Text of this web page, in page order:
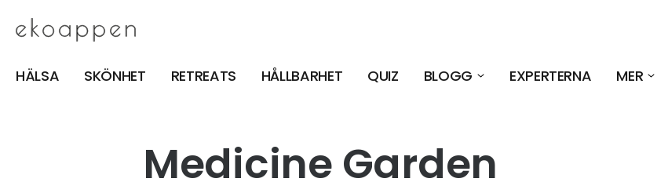
HÄLSA SKÖNHET RETREATS HÅLLBARHET QUIZ BLOGG EXPERTERNA MER
Medicine Garden